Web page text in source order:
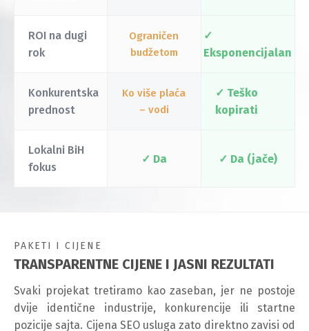
ROI na dugi
rok
Ograničen
budžetom
✓
Eksponencijalan
Konkurentska
prednost
Ko više plaća
– vodi
✓ Teško
kopirati
Lokalni BiH
fokus
✓ Da ✓ Da (jače)
PAKETI I CIJENE
TRANSPARENTNE CIJENE I JASNI REZULTATI
Svaki projekat tretiramo kao zaseban, jer ne postoje
dvije identične industrije, konkurencije ili startne
pozicije sajta. Cijena SEO usluga zato direktno zavisi od